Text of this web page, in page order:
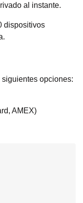
al instante.
dispositivos
opciones:
AMEX)